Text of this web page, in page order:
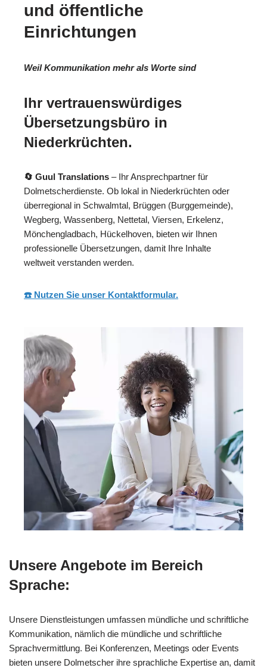
und öffentliche
Einrichtungen
Weil Kommunikation mehr als Worte sind
Ihr vertrauenswürdiges
Übersetzungsbüro in
Niederkrüchten.
🔄 Guul Translations – Ihr Ansprechpartner für
Dolmetscherdienste. Ob lokal in Niederkrüchten oder
überregional in Schwalmtal, Brüggen (Burggemeinde),
Wegberg, Wassenberg, Nettetal, Viersen, Erkelenz,
Mönchengladbach, Hückelhoven, bieten wir Ihnen
professionelle Übersetzungen, damit Ihre Inhalte
weltweit verstanden werden.
☎️ Nutzen Sie unser Kontaktformular.
Unsere Angebote im Bereich
Sprache:
Unsere Dienstleistungen umfassen mündliche und schriftliche
Kommunikation, nämlich die mündliche und schriftliche
Sprachvermittlung. Bei Konferenzen, Meetings oder Events
bieten unsere Dolmetscher ihre sprachliche Expertise an, damit